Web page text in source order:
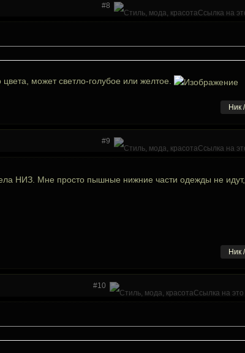
#8
может светло-голубое или желтое.
Ник
#9
НИЗ. Мне просто пышные нижние части одежды не
Ник
#10